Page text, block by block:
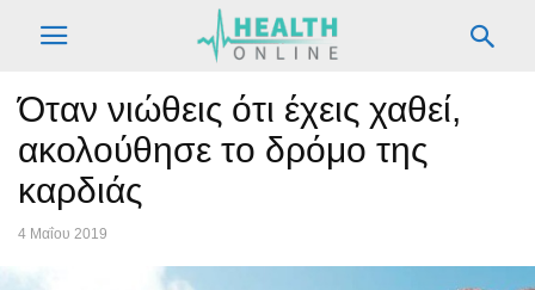
Όταν νιώθεις ότι έχεις χαθεί,
ακολούθησε το δρόμο της
καρδιάς
4 Μαΐου 2019